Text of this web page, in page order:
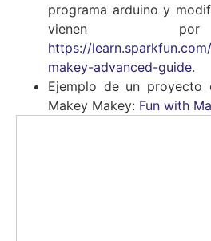
programa arduino y
vienen
https://
makey-advanced-guide.
Ejemplo de un proyecto
Makey Makey: Fun with